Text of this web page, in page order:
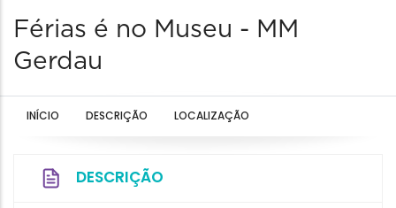
Férias é no Museu - MM
Gerdau
INÍCIO DESCRIÇÃO LOCALIZAÇÃO
DESCRIÇÃO